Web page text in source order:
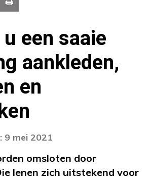
een saaie
aankleden,
en
9 mei 2021
omsloten door
lenen zich uitstekend voor